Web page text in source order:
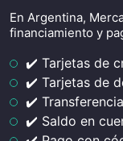
En Argentina,
financiamiento y
✔️ Tarjetas de
✔️ Tarjetas de
✔️
✔️ Saldo en